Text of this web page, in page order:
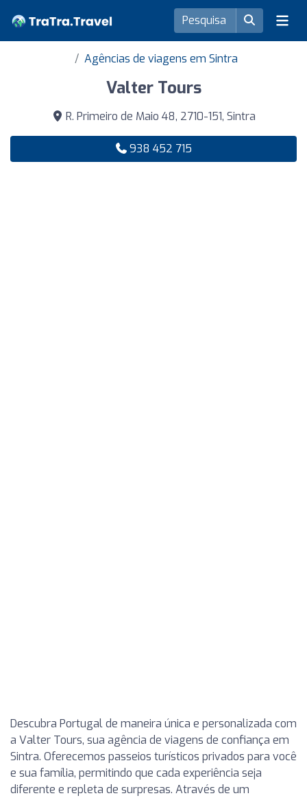
Agências de viagens em Sintra
Valter Tours
R. Primeiro de Maio 48, 2710-151, Sintra
938 452 715
Descubra Portugal de maneira única e personalizada com
a Valter Tours, sua agência de viagens de confiança em
Sintra. Oferecemos passeios turísticos privados para você
e sua família, permitindo que cada experiência seja
diferente e repleta de surpresas. Através de um